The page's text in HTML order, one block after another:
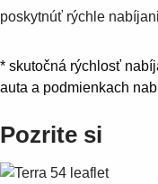
poskytnúť rýchle
* skutočná rýchlosť
auta a podmienkach
Pozrite si